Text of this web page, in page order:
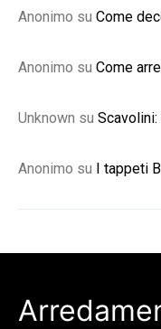
Anonimo su Come
Anonimo su Come
Unknown su
Anonimo su I tappeti